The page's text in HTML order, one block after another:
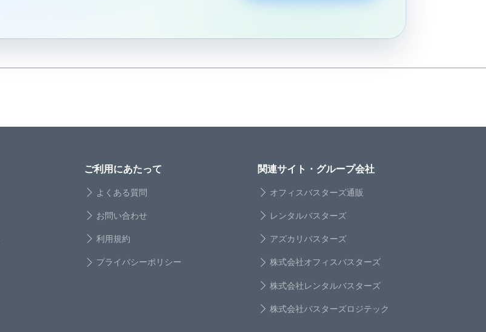
ご利用にあたって
よくある質問
お問い合わせ
利用規約
プライバシーポリシー
関連サイト・グループ会社
オフィスバスターズ通販
レンタルバスターズ
アズカリバスターズ
株式会社オフィスバスターズ
株式会社レンタルバスターズ
株式会社バスターズロジテック